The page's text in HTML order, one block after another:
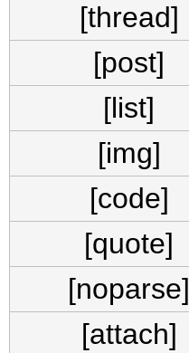
[thread]
[post]
[list]
[img]
[code]
[quote]
[noparse]
[attach]